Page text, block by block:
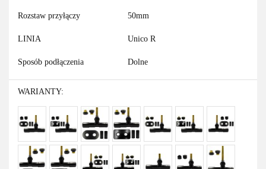
Rozstaw przyłączy 50mm
LINIA Unico R
Sposób podłączenia Dolne
WARIANTY: